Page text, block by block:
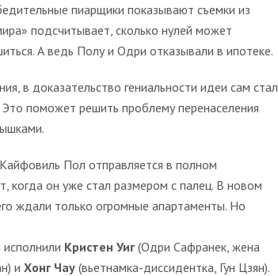
пиарщики показывают съемки из
подсчитывает, сколько нулей может
А ведь Полу и Одри отказывали в ипотеке.
в доказательство гениальности идеи сам стал
поможет решить проблему перенаселения
Пол отправляется в полном
когда он уже стал размером с палец. В новом
ждали только огромные апартаменты. Но
Кристен Уиг (Одри Сафранек, жена
и Хонг Чау (вьетнамка-диссидентка, Гун Цзян).